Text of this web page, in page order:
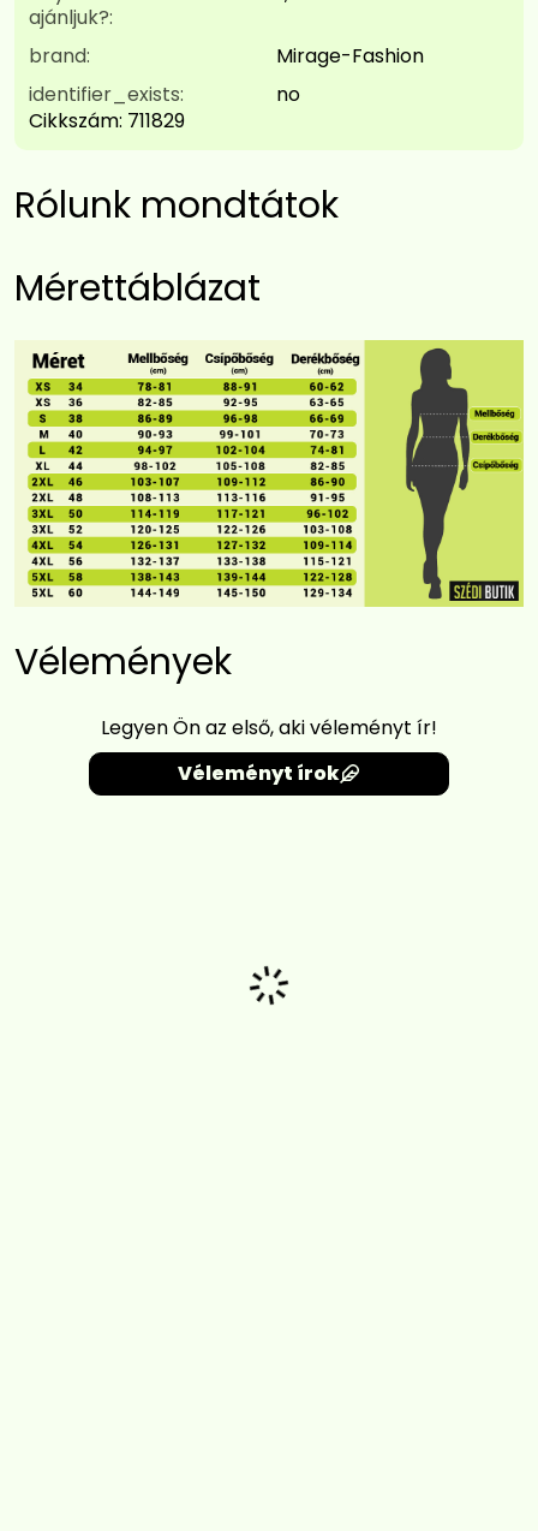
ajánljuk?:
brand:
Mirage-Fashion
identifier_exists:
no
Cikkszám: 711829
Rólunk mondtátok
Mérettáblázat
Vélemények
Legyen Ön az első, aki véleményt ír!
Véleményt írok